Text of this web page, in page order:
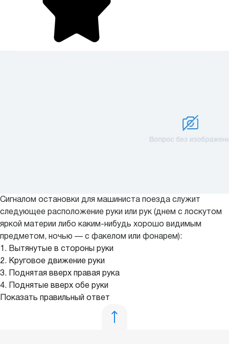
Сигналом остановки для машиниста поезда служит
следующее расположение руки или рук (днем с лоскутом
яркой материи либо каким-нибудь хорошо видимым
предметом, ночью — с факелом или фонарем):
1. Вытянутые в стороны руки
2. Круговое движение руки
3. Поднятая вверх правая рука
4. Поднятые вверх обе руки
Показать правильный ответ